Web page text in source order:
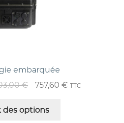
embarquée
€ 757,60 € TTC
des options